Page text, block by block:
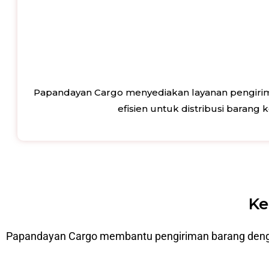
Papandayan Cargo menyediakan layanan
efisien untuk distribusi barang
Papandayan Cargo membantu pengiriman barang